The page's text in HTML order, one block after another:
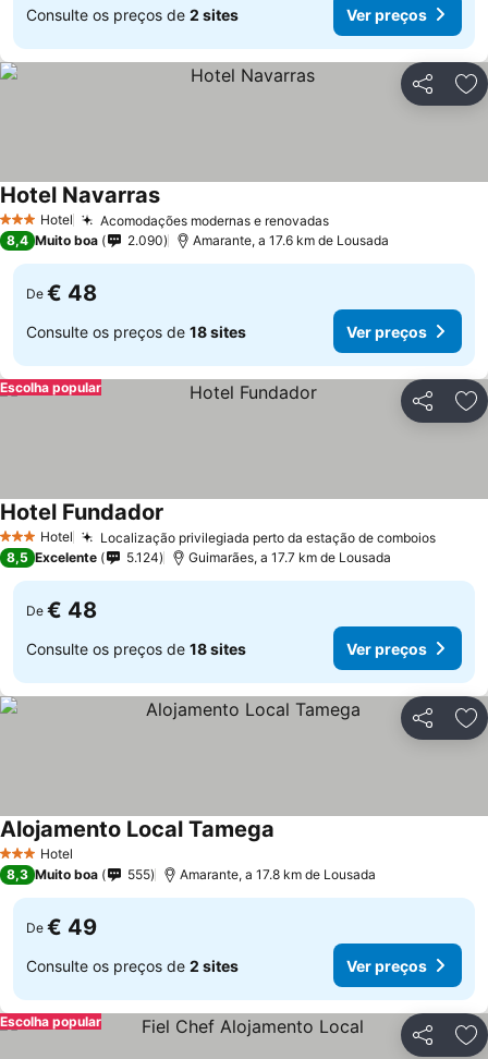
Consulte os preços de 2 sites Ver preços
Partilhar
3 EstrelasHotel Acomodações modernas e renovadas
Hotel Navarras
8,4 Muito boa 2.090 Amarante, a 17.6 km de Lousada
De € 48
Consulte os preços de 18 sites Ver preços
Partilhar
Escolha popular
3 EstrelasHotel Localização privilegiada perto da estação de comboios
Hotel Fundador
8,5 Excelente 5.124 Guimarães, a 17.7 km de Lousada
De € 48
Consulte os preços de 18 sites Ver preços
Partilhar
3 EstrelasHotel
Alojamento Local Tamega
8,3 Muito boa 555 Amarante, a 17.8 km de Lousada
De € 49
Consulte os preços de 2 sites Ver preços
Partilhar
Escolha popular